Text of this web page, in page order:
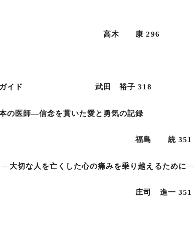
の評価 高木 康 296
療科ガイド 武田 裕子 318
医師―信念を貫いた愛と勇気の記録
統 351
切な人を亡くした心の痛みを乗り越えるために―
進一 351